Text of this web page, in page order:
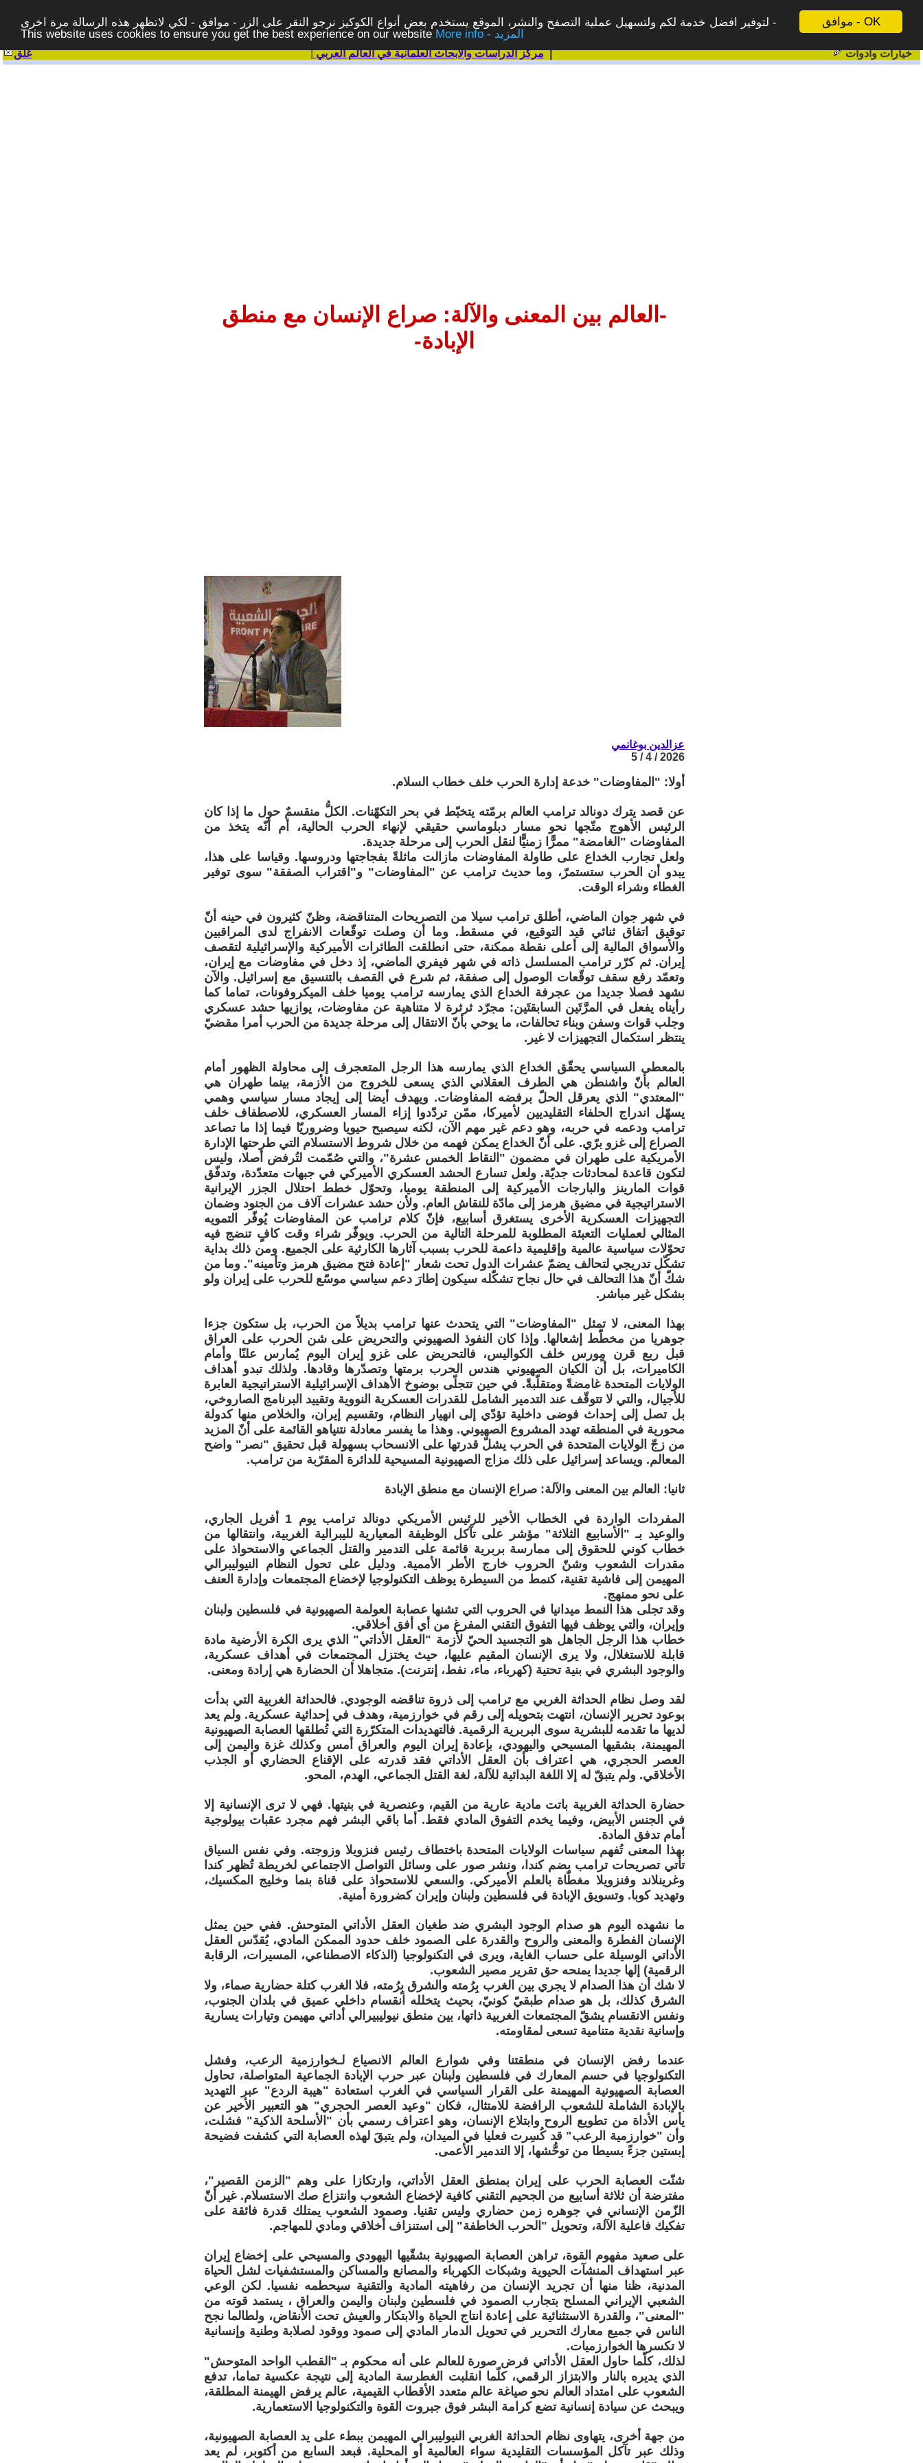
موافق - OK
لتوفير افضل خدمة لكم ولتسهيل عملية التصفح والنشر، الموقع يستخدم بعض أنواع الكوكيز نرجو النقر على الزر - موافق - لكي لاتظهر هذه الرسالة مرة اخرى -
This website uses cookies to ensure you get the best experience on our website
More info - المزيد
غلق | مركز الدراسات والابحاث العلمانية في العالم العربي| خيارات وادوات
-العالم بين المعنى والآلة: صراع الإنسان مع منطق
الإبادة-
عزالدين بوغانمي
2026 / 4 / 5
أولا: "المفاوضات" خدعة إدارة الحرب خلف خطاب السلام.
عن قصد يترك دونالد ترامب العالم برمّته يتخبّط في بحر التكهّنات. الكلُّ منقسمٌ حول ما إذا كان
الرئيس الأهوج متّجها نحو مسار دبلوماسي حقيقي لإنهاء الحرب الحالية، أم أنّه يتخذ من
المفاوضات "الغامضة" ممرًّا زمنيًّا لنقل الحرب إلى مرحلة جديدة.
ولعل تجارب الخداع على طاولة المفاوضات مازالت ماثلةً بفجاجتها ودروسها. وقياسا على هذا،
يبدو أن الحرب ستستمرّ، وما حديث ترامب عن "المفاوضات" و"اقتراب الصفقة" سوى توفير
الغطاء وشراء الوقت.
في شهر جوان الماضي، أطلق ترامب سيلا من التصريحات المتناقضة، وظنّ كثيرون في حينه أنّ
توقيق اتفاق ثنائي قيد التوقيع، في مسقط. وما أن وصلت توقّعات الانفراج لدى المراقبين
والأسواق المالية إلى أعلى نقطة ممكنة، حتى انطلقت الطائرات الأميركية والإسرائيلية لتقصف
إيران. ثم كرّر ترامب المسلسل ذاته في شهر فيفري الماضي، إذ دخل في مفاوضات مع إيران،
وتعمّد رفع سقف توقّعات الوصول إلى صفقة، ثم شرع في القصف بالتنسيق مع إسرائيل. والآن
نشهد فصلا جديدا من عجرفة الخداع الذي يمارسه ترامب يوميا خلف الميكروفونات، تماما كما
رأيناه يفعل في المرَّتَين السابقتَين: مجرّد ثرثرة لا متناهية عن مفاوضات، يوازيها حشد عسكري
وجلب قوات وسفن وبناء تحالفات، ما يوحي بأنّ الانتقال إلى مرحلة جديدة من الحرب أمرا مقضيّ
ينتظر استكمال التجهيزات لا غير.
بالمعطى السياسي يحقّق الخداع الذي يمارسه هذا الرجل المتعجرف إلى محاولة الظهور أمام
العالم بأنّ واشنطن هي الطرف العقلاني الذي يسعى للخروج من الأزمة، بينما طهران هي
"المعتدي" الذي يعرقل الحلّ برفضه المفاوضات. ويهدف أيضا إلى إيجاد مسار سياسي وهمي
يسهّل اندراج الحلفاء التقليديين لأميركا، ممّن تردّدوا إزاء المسار العسكري، للاصطفاف خلف
ترامب ودعمه في حربه، وهو دعم غير مهم الآن، لكنه سيصبح حيويا وضروريّا فيما إذا ما تصاعد
الصراع إلى غزو برّي. على أنّ الخداع يمكن فهمه من خلال شروط الاستسلام التي طرحتها الإدارة
الأمريكية على طهران في مضمون "النقاط الخمس عشرة"، والتي صُمّمت لتُرفض أصلا، وليس
لتكون قاعدة لمحادثات جديّة. ولعل تسارع الحشد العسكري الأميركي في جبهات متعدّدة، وتدفّق
قوات المارينز والبارجات الأميركية إلى المنطقة يوميا، وتحوّل خطط احتلال الجزر الإيرانية
الاستراتيجية في مضيق هرمز إلى مادّة للنقاش العام. ولأن حشد عشرات آلاف من الجنود وضمان
التجهيزات العسكرية الأخرى يستغرق أسابيع، فإنّ كلام ترامب عن المفاوضات يُوفّر التمويه
المثالي لعمليات التعبئة المطلوبة للمرحلة التالية من الحرب. ويوفّر شراء وقت كافٍ تنضج فيه
تحوّلات سياسية عالمية وإقليمية داعمة للحرب بسبب آثارها الكارثية على الجميع. ومن ذلك بداية
تشكّل تدريجي لتحالف يضمّ عشرات الدول تحت شعار "إعادة فتح مضيق هرمز وتأمينه". وما من
شكّ أنّ هذا التحالف في حال نجاح تشكّله سيكون إطارَ دعم سياسي موسّع للحرب على إيران ولو
بشكل غير مباشر.
بهذا المعنى، لا تمثل "المفاوضات" التي يتحدث عنها ترامب بديلاً من الحرب، بل ستكون جزءا
جوهريا من مخطّط إشعالها. وإذا كان النفوذ الصهيوني والتحريض على شن الحرب على العراق
قبل ربع قرن مٍورس خلف الكواليس، فالتحريض على غزو إيران اليوم يُمارس علنًا وأمام
الكاميرات، بل أن الكيان الصهيوني هندس الحرب برمتها وتصدّرها وقادها. ولذلك تبدو أهداف
الولايات المتحدة غامضةً ومتقلّبةً. في حين تتجلّى بوضوخ الأهداف الإسرائيلية الاستراتيجية العابرة
للأجيال، والتي لا تتوقّف عند التدمير الشامل للقدرات العسكرية النووية وتقييد البرنامج الصاروخي،
بل تصل إلى إحداث فوضى داخلية تؤدّي إلى انهيار النظام، وتقسيم إيران، والخلاص منها كدولة
محورية في المنطقه تهدد المشروع الصهيوني. وهذا ما يفسر معادلة نتنياهو القائمة على أنّ المزيد
من زجّ الولايات المتحدة في الحرب يشلّ قدرتها على الانسحاب بسهولة قبل تحقيق "نصر" واضح
المعالم. ويساعد إسرائيل على ذلك مزاج الصهيونية المسيحية للدائرة المقرّبة من ترامب.
ثانيا: العالم بين المعنى والآلة: صراع الإنسان مع منطق الإبادة
المفردات الواردة في الخطاب الأخير للرئيس الأمريكي دونالد ترامب يوم 1 أفريل الجاري،
والوعيد بـ "الأسابيع الثلاثة" مؤشر على تآكل الوظيفة المعيارية لليبرالية الغربية، وانتقالها من
خطاب كوني للحقوق إلى ممارسة بربرية قائمة على التدمير والقتل الجماعي والاستحواذ على
مقدرات الشعوب وشنّ الحروب خارج الأطر الأممية. ودليل على تحول النظام النيوليبرالي
المهيمن إلى فاشية تقنية، كنمط من السيطرة يوظف التكنولوجيا لإخضاع المجتمعات وإدارة العنف
على نحو ممنهج.
وقد تجلى هذا النمط ميدانيا في الحروب التي تشنها عصابة العولمة الصهيونية في فلسطين ولبنان
وإيران، والتي يوظف فيها التفوق التقني المفرغ من أي أفق أخلاقي.
خطاب هذا الرجل الجاهل هو التجسيد الحيّ لأزمة "العقل الأداتي" الذي يرى الكرة الأرضية مادة
قابلة للاستغلال، ولا يرى الإنسان المقيم عليها، حيث يختزل المجتمعات في أهداف عسكرية،
والوجود البشري في بنية تحتية (كهرباء، ماء، نفط، إنترنت). متجاهلا أن الحضارة هي إرادة ومعنى.
لقد وصل نظام الحداثة الغربي مع ترامب إلى ذروة تناقضه الوجودي. فالحداثة الغربية التي بدأت
بوعود تحرير الإنسان، انتهت بتحويله إلى رقم في خوارزمية، وهدف في إحداثية عسكرية. ولم يعد
لديها ما تقدمه للبشرية سوى البربرية الرقمية. فالتهديدات المتكرّرة التي تُطلقها العصابة الصهيونية
المهيمنة، بشقيها المسيحي واليهودي، بإعادة إيران اليوم والعراق أمس وكذلك غزة واليمن إلى
العصر الحجري، هي اعتراف بأن العقل الأداتي فقد قدرته على الإقناع الحضاري أو الجذب
الأخلاقي. ولم يتبقّ له إلا اللغة البدائية للآلة، لغة القتل الجماعي، الهدم، المحو.
حضارة الحداثة الغربية باتت مادية عارية من القيم، وعنصرية في بنيتها. فهي لا ترى الإنسانية إلا
في الجنس الأبيض، وفيما يخدم التفوق المادي فقط. أما باقي البشر فهم مجرد عقبات بيولوجية
أمام تدفق المادة.
بهذا المعنى تُفهم سياسات الولايات المتحدة باختطاف رئيس فنزويلا وزوجته. وفي نفس السياق
تأتي تصريحات ترامب بضم كندا، ونشر صور على وسائل التواصل الاجتماعي لخريطة تُظهر كندا
وغرينلاند وفنزويلا مغطّاة بالعلم الأميركي. والسعي للاستحواذ على قناة بنما وخليج المكسيك،
وتهديد كوبا. وتسويق الإبادة في فلسطين ولبنان وإيران كضرورة أمنية.
ما نشهده اليوم هو صدام الوجود البشري ضد طغيان العقل الأداتي المتوحش. ففي حين يمثل
الإنسان الفطرة والمعنى والروح والقدرة على الصمود خلف حدود الممكن المادي، يُقدّس العقل
الأداتي الوسيلة على حساب الغاية، ويرى في التكنولوجيا (الذكاء الاصطناعي، المسيرات، الرقابة
الرقمية) إلها جديدا يمنحه حق تقرير مصير الشعوب.
لا شك أن هذا الصدام لا يجري بين الغرب بِرُمته والشرق بٍرُمته، فلا الغرب كتلة حضارية صماء، ولا
الشرق كذلك، بل هو صدام طبقيّ كونيّ، بحيث يتخلله انقسام داخلي عميق في بلدان الجنوب،
ونفس الانقسام يشقّ المجتمعات الغربية ذاتها، بين منطق نيوليبيرالي أداتي مهيمن وتيارات يسارية
وإسانية نقدية متنامية تسعى لمقاومته.
عندما رفض الإنسان في منطقتنا وفي شوارع العالم الانصياع لـخوارزمية الرعب، وفشل
التكنولوجيا في حسم المعارك في فلسطين ولبنان عبر حرب الإبادة الجماعية المتواصلة، تحاول
العصابة الصهيونية المهيمنة على القرار السياسي في الغرب استعادة "هيبة الردع" عبر التهديد
بالإبادة الشاملة للشعوب الرافضة للامتثال، فكان "وعيد العصر الحجري" هو التعبير الأخير عن
يأس الأداة من تطويع الروح وابتلاع الإنسان، وهو اعتراف رسمي بأن "الأسلحة الذكية" فشلت،
وأن "خوارزمية الرعب" قد كُسِرت فعليا في الميدان، ولم يتبقَ لهذه العصابة التي كشفت فضيحة
إبستين جزءً بسيطا من توحُّشها، إلا التدمير الأعمى.
شنّت العصابة الحرب على إيران بمنطق العقل الأداتي، وارتكازا على وهم "الزمن القصير"،
مفترضة أن ثلاثة أسابيع من الجحيم التقني كافية لإخضاع الشعوب وانتزاع صك الاستسلام. غير أنّ
الزّمن الإنساني في جوهره زمن حضاري وليس تقنيا. وصمود الشعوب يمتلك قدرة فائقة على
تفكيك فاعلية الآلة، وتحويل "الحرب الخاطفة" إلى استنزاف أخلاقي ومادي للمهاجم.
على صعيد مفهوم القوة، تراهن العصابة الصهيونية بشقّيها اليهودي والمسيحي على إخضاع إيران
عبر استهداف المنشآت الحيوية وشبكات الكهرباء والمصانع والمساكن والمستشفيات لشل الحياة
المدنية، ظنا منها أن تجريد الإنسان من رفاهيته المادية والتقنية سيحطمه نفسيا. لكن الوعي
الشعبي الإيراني المسلح بتجارب الصمود في فلسطين ولبنان واليمن والعراق ، يستمد قوته من
"المعنى"، والقدرة الاستثنائية على إعادة انتاج الحياة والابتكار والعيش تحت الأنقاض، ولطالما نجح
الناس في جميع معارك التحرير في تحويل الدمار المادي إلى صمود ووقود لصلابة وطنية وإنسانية
لا تكسرها الخوارزميات.
لذلك، كلّما حاول العقل الأداتي فرض صورة للعالم على أنه محكوم بـ "القطب الواحد المتوحش"
الذي يديره بالنار والابتزاز الرقمي، كلّما انقلبت الغطرسة المادية إلى نتيجة عكسية تماما، تدفع
الشعوب على امتداد العالم نحو صياغة عالم متعدد الأقطاب القيمية، عالم يرفض الهيمنة المطلقة،
ويبحث عن سيادة إنسانية تضع كرامة البشر فوق جبروت القوة والتكنولوجيا الاستعمارية.
من جهة أخرى، يتهاوى نظام الحداثة الغربي النيوليبرالي المهيمن ببطء على يد العصابة الصهيونية،
وذلك عبر تآكل المؤسسات التقليدية سواء العالمية أو المحلية. فبعد السابع من أكتوبر، لم يعد